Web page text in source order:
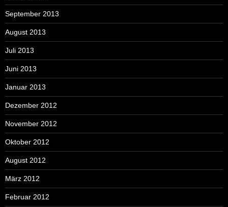
September 2013
August 2013
Juli 2013
Juni 2013
Januar 2013
Dezember 2012
November 2012
Oktober 2012
August 2012
März 2012
Februar 2012